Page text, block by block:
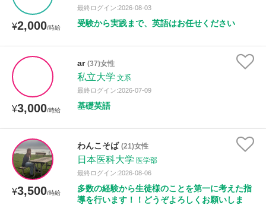
¥2,000/時給
最終ログイン:2026-08-03
受験から実践まで、英語はお任せください
¥3,000/時給
ar (37)女性
私立大学 文系
最終ログイン:2026-07-09
基礎英語
¥3,500/時給
わんこそば (21)女性
日本医科大学 医学部
最終ログイン:2026-08-06
多数の経験から生徒様のことを第一に考えた指
導を行います！！どうぞよろしくお願いしま